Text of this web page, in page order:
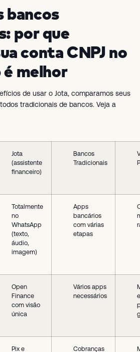
bancos
por que
conta CNPJ no
melhor
de usar o Jota, comparamos seus
tradicionais de bancos. Veja a
Jota
(assistente
financeiro)
Bancos
Tradicionais
Totalmente
no
WhatsApp
(texto,
áudio,
imagem)
Apps
bancários
com várias
etapas
Open
Finance
com visão
única
Vários apps
necessários
Pix e Cobranças